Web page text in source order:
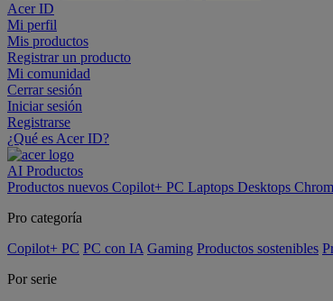
Acer ID
Mi perfil
Mis productos
Registrar un producto
Mi comunidad
Cerrar sesión
Iniciar sesión
Registrarse
¿Qué es Acer ID?
AI Productos
Productos nuevos Copilot+ PC Laptops Desktops
Pro categoría
Copilot+ PC PC con IA Gaming Productos sostenibles
Por serie